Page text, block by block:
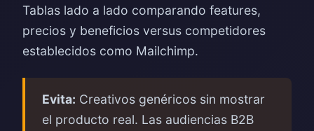
Tablas lado a lado comparando features,
precios y beneficios versus competidores
establecidos como Mailchimp.
Evita: Creativos genéricos sin mostrar
el producto real. Las audiencias B2B